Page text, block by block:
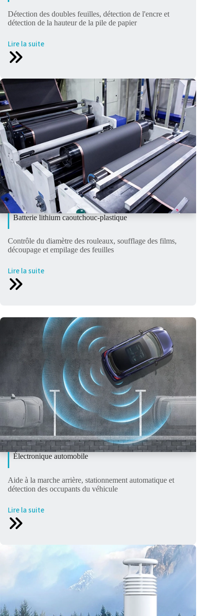
Détection des doubles feuilles, détection de l'encre et
détection de la hauteur de la pile de papier
Lire la suite
Batterie lithium caoutchouc-plastique
Contrôle du diamètre des rouleaux, soufflage des films,
découpage et empilage des feuilles
Lire la suite
Électronique automobile
Aide à la marche arrière, stationnement automatique et
détection des occupants du véhicule
Lire la suite